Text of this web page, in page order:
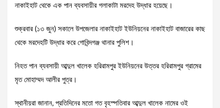
নাকাইহাট থেকে এক পান ব্যবসায়ীর গলাকাটা মরদেহ উদ্ধার হয়েছে।
শুক্রবার (১৩ জুন) সকালে উপজেলার নাকাইহাট ইউনিয়নের নাকাইহাট বাজারের কাছ
থেকে মরদেহটি উদ্ধার করে গোবিন্দগঞ্জ থানার পুলিশ।
নিহত পান ব্যবসায়ী আব্দুল খালেক হরিরামপুর ইউনিয়নের উত্তর হরিরামপুর গ্রামের
মৃত মোহাম্মদ আলীর পুত্র।
স্থানীয়রা জানান, প্রতিদিনের মতো গত বৃহস্পতিবার আব্দুল খালেক নামের ওই